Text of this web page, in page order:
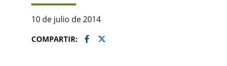
10 de julio de 2014
COMPARTIR: Facebook
Twitter